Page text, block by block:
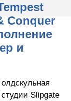
Conquer
и
Slipgate